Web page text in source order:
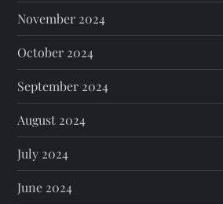
November 2024
October 2024
September 2024
August 2024
July 2024
June 2024